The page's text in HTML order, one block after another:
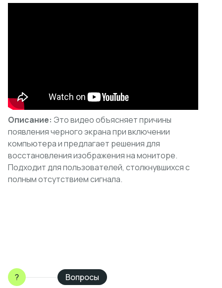
Описание: Это видео объясняет причины
появления черного экрана при включении
компьютера и предлагает решения для
восстановления изображения на мониторе.
Подходит для пользователей, столкнувшихся с
полным отсутствием сигнала.
? Вопросы